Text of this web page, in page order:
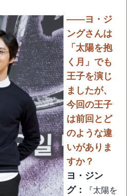
――ヨ・ジ
ングさんは
「太陽を抱
く月」でも
王子を演じ
ましたが、
今回の王子
は前回とど
のような違
いがありま
すか？
ヨ・ジン
グ：
『太陽を